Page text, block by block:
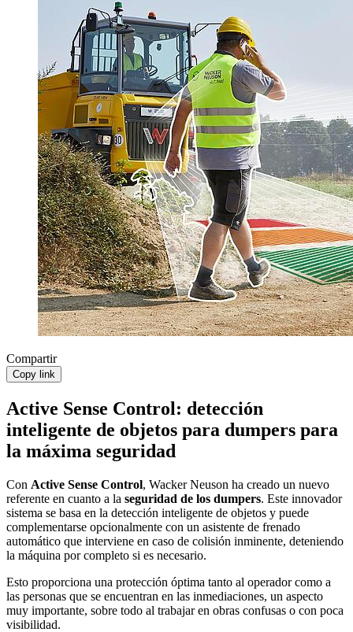
Compartir
Copy link
Active Sense Control: detección
inteligente de objetos para dumpers para
la máxima seguridad
Con Active Sense Control, Wacker Neuson ha creado un nuevo
referente en cuanto a la seguridad de los dumpers. Este innovador
sistema se basa en la detección inteligente de objetos y puede
complementarse opcionalmente con un asistente de frenado
automático que interviene en caso de colisión inminente, deteniendo
la máquina por completo si es necesario.
Esto proporciona una protección óptima tanto al operador como a
las personas que se encuentran en las inmediaciones, un aspecto
muy importante, sobre todo al trabajar en obras confusas o con poca
visibilidad.